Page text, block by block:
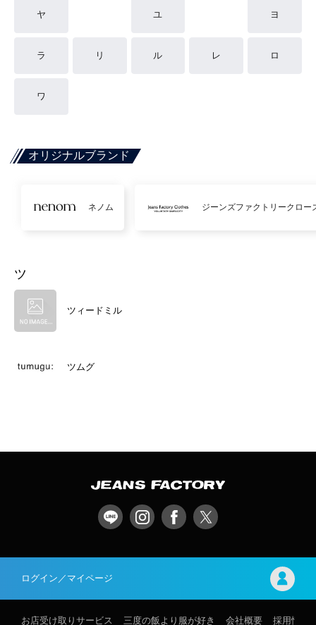
ヤ ユ ヨ
ラ リ ル レ ロ
ワ
オリジナルブランド
ネノム ジーンズファクトリークロー
ツ
ツィードミル
ツムグ
ログイン／マイページ
お店受け取りサービス 三度の飯より服が好き 会社概要 採用情報